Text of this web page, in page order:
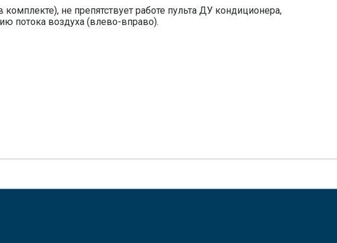
не препятствует работе пульта ДУ кондиционера,
потока воздуха (влево-вправо).